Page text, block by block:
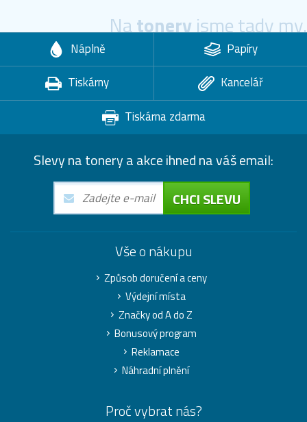
Natoneryjsme tady my.
Náplně
Papíry
Tiskárny
Kancelář
Tiskárna zdarma
Slevy na tonery a akce ihned na váš email:
CHCI SLEVU
Vše o nákupu
Způsob doručení a ceny
Výdejní místa
Značky od A do Z
Bonusový program
Reklamace
Náhradní plnění
Proč vybrat nás?